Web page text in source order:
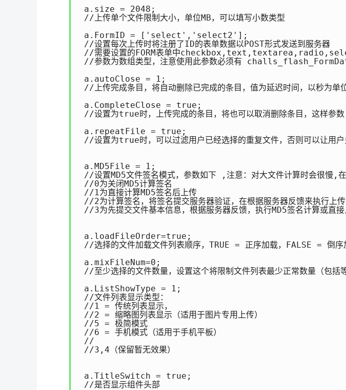
a.size = 2048;
//上传单个文件限制大小，单位MB，可以填写小数类型
a.FormID = ['select','select2'];
//设置每次上传时将注册了ID的表单数据以POST形式发送到服务器
//需要设置的FORM表单中
//参数为数组类型，注意使用此参数必须有
a.autoClose = 1;
//上传完成条目，将自动删除已完成的条目，值为延迟时间，以秒
a.CompleteClose = true;
//设置为true时，上传完成的条目，将也可以取消删除条目，这样
a.repeatFile = true;
//设置为true时，可以过滤用户已经选择的重复文件，否则可以让用
a.MD5File = 1;
//设置MD5文件签名模式，参数如下 ,注意：对大文件计算时会很慢,
//0为关闭MD5计算签名
//1为直接计算MD5签名后上传
//2为计算签名，将签名提交服务器验证，在根据服务器反馈来执行上
//3为先提交文件基本信息，根据服务器反馈，执行MD5签名计算或直
a.loadFileOrder=true;
//选择的文件加载文件列表顺序，TRUE = 正序加载，FALSE = 倒序
a.mixFileNum=0;
//至少选择的文件数量，设置这个将限制文件列表最少正常数量（包括
a.ListShowType = 1;
//文件列表显示类型：
//1 = 传统列表显示，
//2 = 缩略图列表显示（适用于图片专用上传）
//5 = 极简模式
//6 = 手机模式（适用于手机平板）
//
//3,4（保留暂无效果）
a.TitleSwitch = true;
//是否显示组件头部